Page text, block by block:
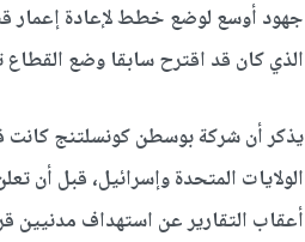
جهود أوسع لوضع خطط لإعادة إعمار
الذي كان قد اقترح سابقا وضع
يذكر أن شركة بوسطن كونسلتنج كانت
الولايات المتحدة وإسرائيل، قبل أن
أعقاب التقارير عن استهداف مدنيين